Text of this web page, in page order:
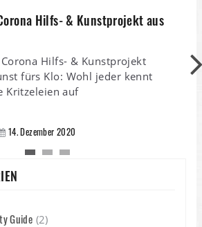
Hilfs- & Kunstprojekt aus
Hilfs- & Kunstprojekt
fürs Klo: Wohl jeder kennt
Kritzeleien auf
14. Dezember 2020
Guide (2)